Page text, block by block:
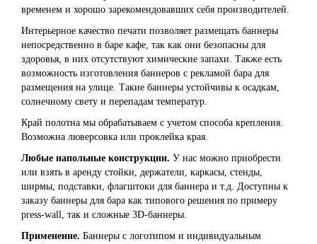
временем и хорошо зарекомендовавших себя производителей.
Интерьерное качество печати позволяет размещать баннеры
непосредственно в баре кафе, так как они безопасны для
здоровья, в них отсутствуют химические запахи. Также есть
возможность изготовления баннеров с рекламой бара для
размещения на улице. Такие баннеры устойчивы к осадкам,
солнечному свету и перепадам температур.
Край полотна мы обрабатываем с учетом способа крепления.
Возможна люверсовка или проклейка края.
Любые напольные конструкции. У нас можно приобрести
или взять в аренду стойки, держатели, каркасы, стенды,
ширмы, подставки, флагштоки для баннера и т.д. Доступны к
заказу баннеры для бара как типового решения по примеру
press-wall, так и сложные 3D-баннеры.
Применение. Баннеры с логотипом и индивидуальным